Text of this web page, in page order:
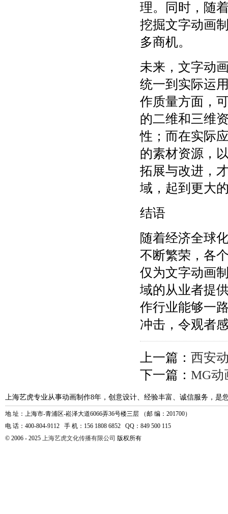
理。同时，随
挖掘文字动画
多商机。
未来，文字动
统一到实际运
作质量方面，
的二维和三维
性；而在实际
的素材资源，
拓展与改进，
域，起到更大
结语
随着经济全球
不断繁荣，各
仅为文字动画
域的从业者提
作行业能够一
冲击，令观者
上一篇： 西安
下一篇： MG动
上海艺虎专业从事动画制作8年，创意设计、经验丰富、诚信服务，是
地 址：上海市-青浦区-崧泽大道6066弄36号楼三层 （邮 编：201700）
电 话：400-804-9112 手 机：156 1808 6852 QQ：849 500 115
© 2006 - 2025 上海艺虎文化传播有限公司 版权所有